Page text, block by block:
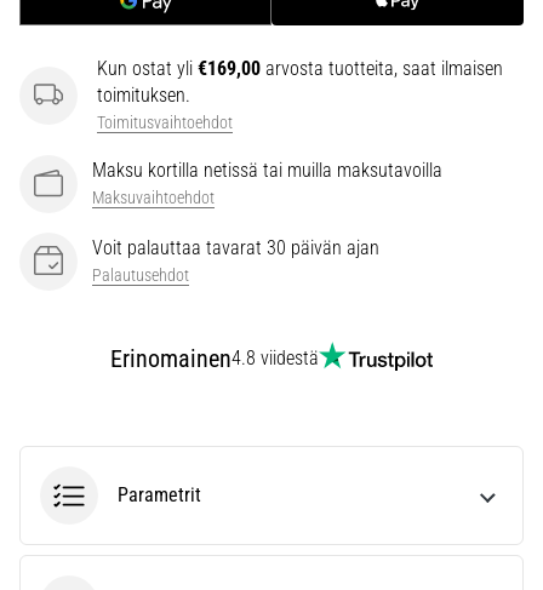
syyt,
ja
ennaltaehkäisy
polvi,
eli
jänteen
oireyhtymä
juoksijoiden
Kun ostat yli €169,00 arvosta tuotteita, saat ilmaisen
toimituksen.
Toimitusvaihtoehdot
Maksu kortilla netissä tai muilla maksutavoilla
Maksuvaihtoehdot
Voit palauttaa tavarat 30 päivän ajan
Palautusehdot
Erinomainen4.8 viidestä
Parametrit